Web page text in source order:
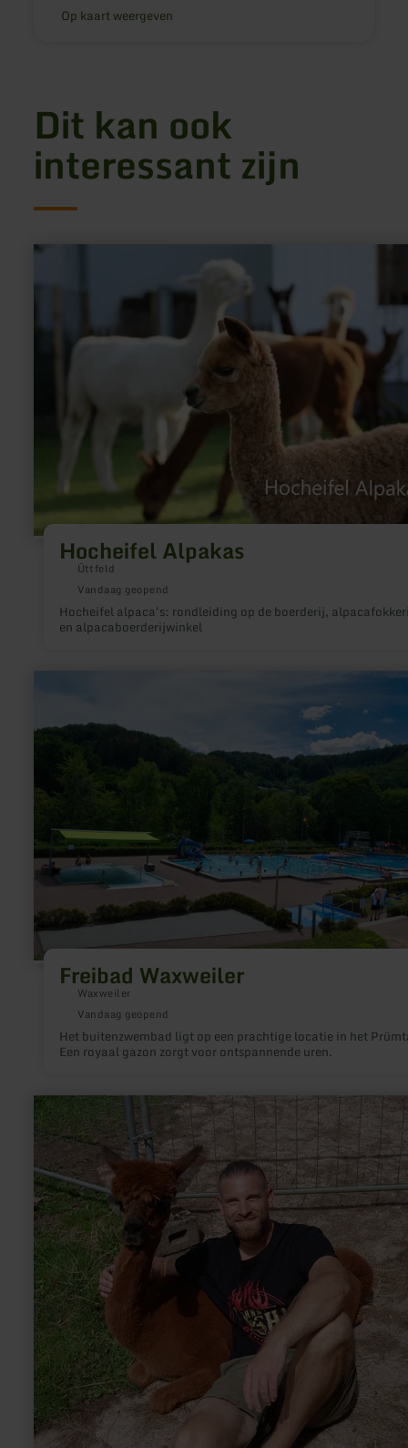
Op kaart weergeven
Dit kan ook
interessant zijn
Hocheifel Alpakas
Üttfeld
Vandaag geopend
Hocheifel alpaca's: rondleiding op de boerderij,
en alpacaboerderijwinkel
meer
Freibad Waxweiler
Waxweiler
Vandaag geopend
Het buitenzwembad ligt op een prachtige locatie in het
Een royaal gazon zorgt voor ontspannende uren.
Freibad
Waxweiler
over:
Alpakas